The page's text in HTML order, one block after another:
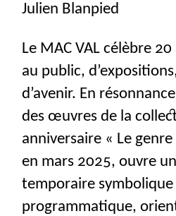
Julien Blanpied
Le MAC VAL célèbre 20
au public,
d’avenir. En
des œuvres de la
anniversaire « Le genre
en mars 2025, ouvre
temporaire symbolique
programmatique,